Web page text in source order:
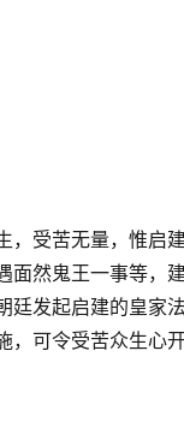
，受苦无量，惟启
面然鬼王一事等，
廷发起启建的皇家
，可令受苦众生心